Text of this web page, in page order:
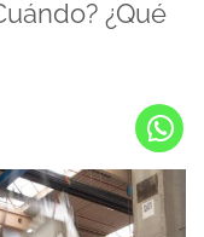
¿Qué